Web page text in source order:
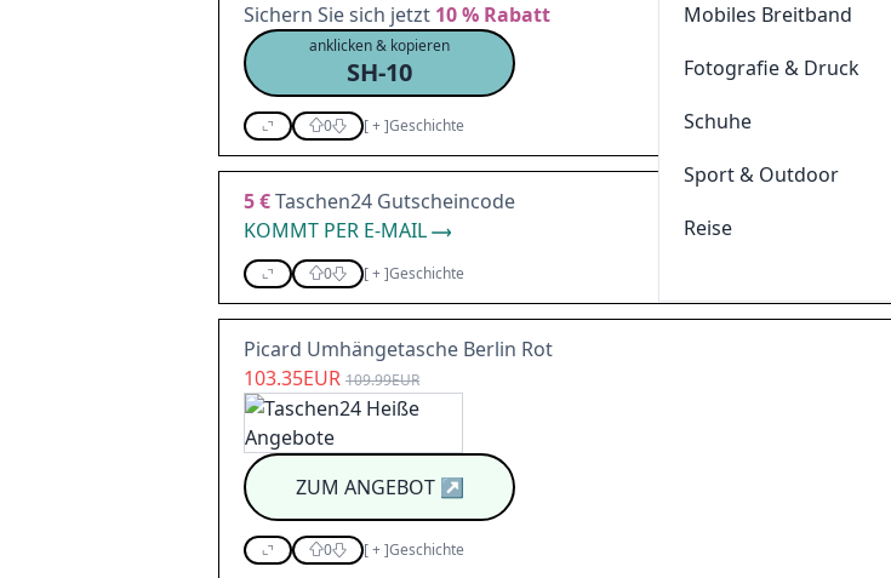
Mobiles Breitband
Fotografie & Druck
Schuhe
Sport & Outdoor
Reise
Sichern Sie sich jetzt 10 % Rabatt
anklicken & kopieren
SH-10
0 [+]Geschichte
5 €Taschen24 Gutscheincode
KOMMT PER E-MAIL
0 [+]Geschichte
Picard Umhängetasche Berlin Rot
103.35EUR 109.99EUR
ZUM ANGEBOT↗
0 [+]Geschichte